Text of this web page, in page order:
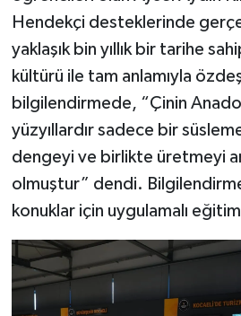
Hendekçi desteklerinde
yaklaşık bin yıllık bir tarihe
kültürü ile tam anlamıyla
bilgilendirmede, “Çinin
yüzyıllardır sadece bir
dengeyi ve birlikte üretmeyi
olmuştur” dendi.
konuklar için uygulamalı